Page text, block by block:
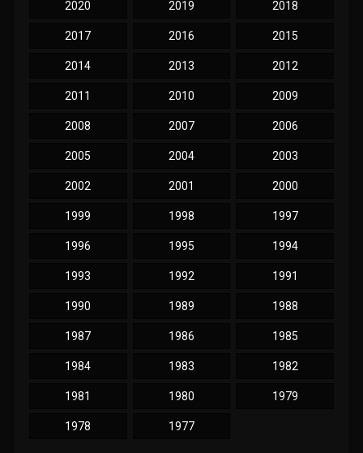
2020 2019 2018
2017 2016 2015
2014 2013 2012
2011 2010 2009
2008 2007 2006
2005 2004 2003
2002 2001 2000
1999 1998 1997
1996 1995 1994
1993 1992 1991
1990 1989 1988
1987 1986 1985
1984 1983 1982
1981 1980 1979
1978 1977